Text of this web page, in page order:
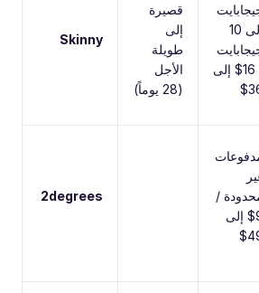
إلى 10
/ 16$ إلى
قصيرة
إلى
طويلة
الأجل
(28 يوماً)
Skinny
/
9$ إلى
2degrees